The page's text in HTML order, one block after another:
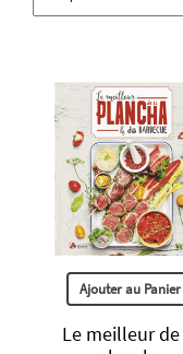
Ajouter au Panier
Le meilleur